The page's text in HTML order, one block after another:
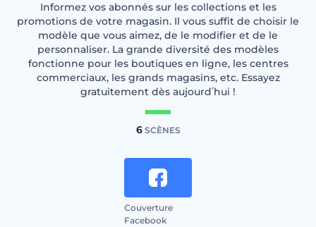
Informez vos abonnés sur les collections et les
promotions de votre magasin. Il vous suffit de choisir le
modèle que vous aimez, de le modifier et de le
personnaliser. La grande diversité des modèles
fonctionne pour les boutiques en ligne, les centres
commerciaux, les grands magasins, etc. Essayez
gratuitement dès aujourd՛hui !
6SCÈNES
Couverture
Facebook